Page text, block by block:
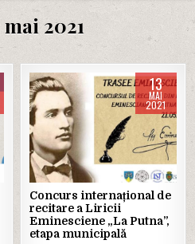
mai 2021
13
MAI
2021
Posted
in
Concurs internațional de
recitare a Liricii
Eminesciene „La Putna”,
etapa municipală